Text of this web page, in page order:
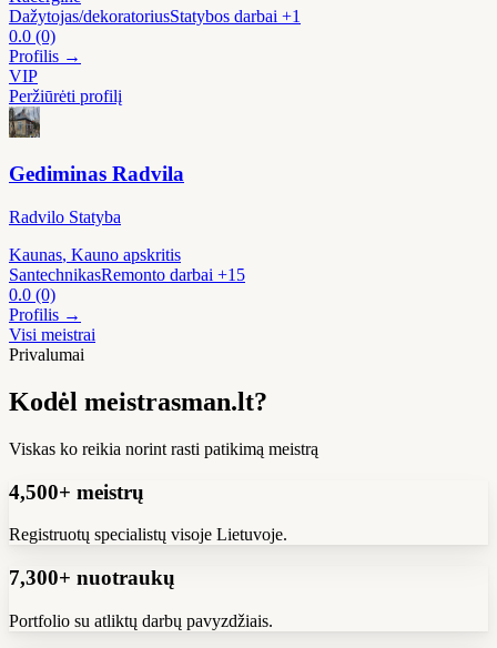
Dažytojas/dekoratoriusStatybos darbai +1
0.0 (0)
Profilis →
VIP
Peržiūrėti profilį
Gediminas Radvila
Radvilo Statyba
Kaunas, Kauno apskritis
SantechnikasRemonto darbai +15
0.0 (0)
Profilis →
Visi meistrai
Privalumai
Kodėl meistrasman.lt?
Viskas ko reikia norint rasti patikimą meistrą
4,500+ meistrų
Registruotų specialistų visoje Lietuvoje.
7,300+ nuotraukų
Portfolio su atliktų darbų pavyzdžiais.